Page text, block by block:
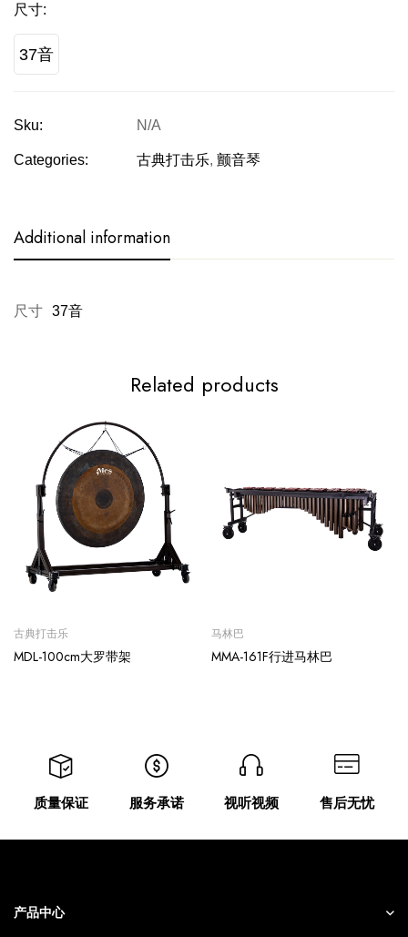
尺寸:
37音
Sku: N/A
Categories: 古典打击乐, 颤音琴
Additional information
尺寸 37音
Related products
古典打击乐
MDL-100cm大罗带架
马林巴
MMA-161F行进马林巴
质量保证 服务承诺 视听视频 售后无忧
产品中心